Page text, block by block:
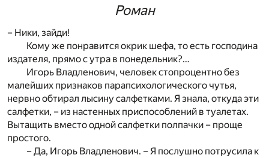
Роман
– Ники, зайди!
Кому же понравится окрик шефа, то есть господина
издателя, прямо с утра в понедельник?…
Игорь Владленович, человек стопроцентно без
малейших признаков парапсихологического чутья,
нервно обтирал лысину салфетками. Я знала, откуда эти
салфетки, – из настенных приспособлений в туалетах.
Вытащить вместо одной салфетки полпачки – проще
простого.
– Да, Игорь Владленович. – Я послушно потрусила к